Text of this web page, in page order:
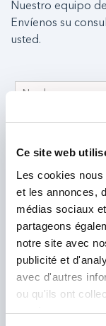
Ce site web
Les cookies
et les annonces,
médias sociaux
partageons
notre site avec
publicité et
avec d'autres
ou qu'ils ont
services.
Nuestro equipo
Envíenos su
usted.
He leído y acepto